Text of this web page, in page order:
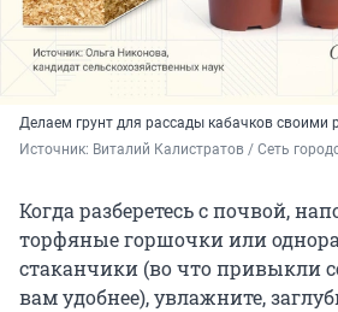
Делаем грунт для рассады кабачков своими
Источник: Виталий Калистратов / Сеть
Когда разберетесь с почвой,
торфяные горшочки или
стаканчики (во что привыкли
вам удобнее), увлажните,